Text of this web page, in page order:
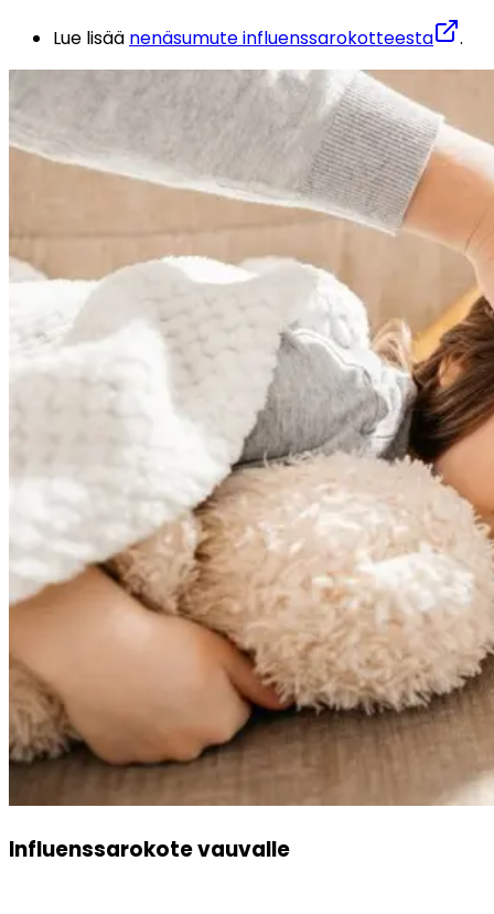
Lue lisää nenäsumute influenssarokotteesta .
Influenssarokote vauvalle